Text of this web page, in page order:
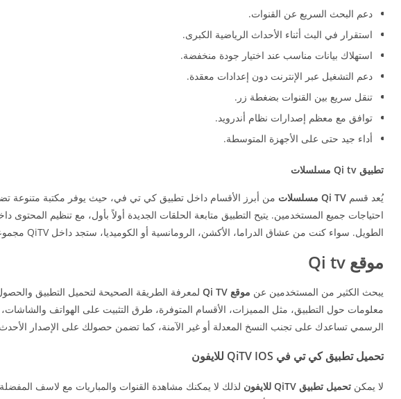
دعم البحث السريع عن القنوات.
استقرار في البث أثناء الأحداث الرياضية الكبرى.
استهلاك بيانات مناسب عند اختيار جودة منخفضة.
دعم التشغيل عبر الإنترنت دون إعدادات معقدة.
تنقل سريع بين القنوات بضغطة زر.
توافق مع معظم إصدارات نظام أندرويد.
أداء جيد حتى على الأجهزة المتوسطة.
تطبيق Qi tv مسلسلات
يُعد قسم Qi TV مسلسلات
من أبرز الأقسام داخل تطبيق كي تي في، حيث يوفر مكتبة متنوعة
احتياجات جميع المستخدمين. يتيح التطبيق متابعة الحلقات الجديدة أولاً بأول، مع تنظيم
الطويل. سواء كنت من عشاق الدراما، الأكشن، الرومانسية أو الكوميديا، ستجد داخل QiTV مجموعة واسعة تناسب جميع الأذواق.
موقع Qi tv
يبحث الكثير من المستخدمين عن موقع Qi TV
الرسمي تساعدك على تجنب النسخ المعدلة أو غير الآمنة، كما تضمن حصولك على الإصدار
تحميل تطبيق كي تي في QiTV IOS للايفون
لا يمكن تحميل تطبيق QiTV للايفون لذلك لا يمكنك مشاهدة القنوات والمباريات مع لاسف